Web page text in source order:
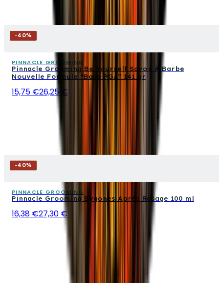
-40%
PINNACLE GROOMING
Pinnacle Grooming Be Yourself Savon À Barbe
Nouvelle Formule “Base PGA” 141 gr
15,75 €26,25 €
-40%
PINNACLE GROOMING
Pinnacle Grooming Bygones Après Rasage 100 ml
16,38 €27,30 €